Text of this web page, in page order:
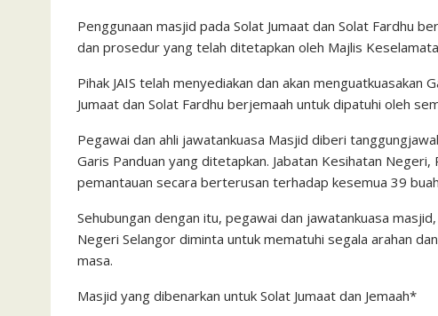
Penggunaan masjid pada Solat Jumaat dan Solat Fardhu
dan prosedur yang telah ditetapkan oleh Majlis
Pihak JAIS telah menyediakan dan akan
Jumaat dan Solat Fardhu berjemaah untuk dipatuhi oleh
Pegawai dan ahli jawatankuasa Masjid diberi
Garis Panduan yang ditetapkan. Jabatan Kesihatan Negeri,
pemantauan secara berterusan terhadap kesemua 39
Sehubungan dengan itu, pegawai dan jawatankuasa
Negeri Selangor diminta untuk mematuhi segala arahan
masa.
Masjid yang dibenarkan untuk Solat Jumaat dan Jemaah*